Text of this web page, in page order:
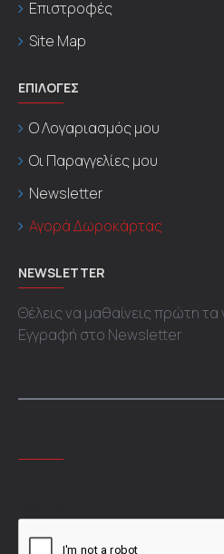
Επιστροφές
Site Map
ΕΠΙΛΟΓΕΣ
Ο Λογαριασμός μου
Οι Παραγγελίες μου
Newsletter
Αγορά Δωροκάρτας
NEWSLETTER
Θέλεις να μαθαίνεις πρώτη
Εγγραφή στο Newsletter